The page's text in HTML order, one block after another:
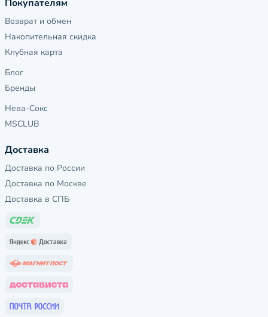
Покупателям
Возврат и обмен
Накопительная скидка
Клубная карта
Блог
Бренды
Нева-Сокс
MSCLUB
Доставка
Доставка по России
Доставка по Москве
Доставка в СПБ